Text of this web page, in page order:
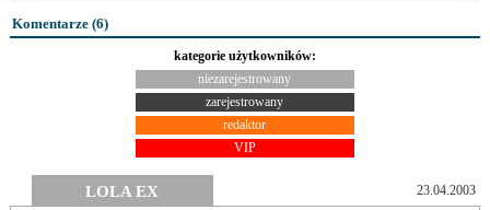
Komentarze (6)
kategorie użytkowników:
niezarejestrowany
zarejestrowany
redaktor
VIP
LOLA EX 23.04.2003